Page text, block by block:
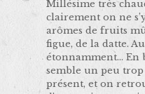
Millésime très
clairement on ne
arômes de fruits
figue, de la datte.
étonnamment… En
semble un peu trop
présent, et on